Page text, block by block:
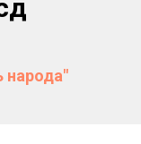
народа"